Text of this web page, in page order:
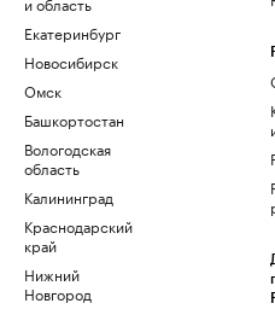
Екатеринбург
Новосибирск
Омск
Башкортостан
Вологодская
область
Калининград
Краснодарский
край
Нижний
Новгород